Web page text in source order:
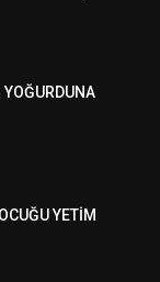
YOĞURDUNA
YETİM